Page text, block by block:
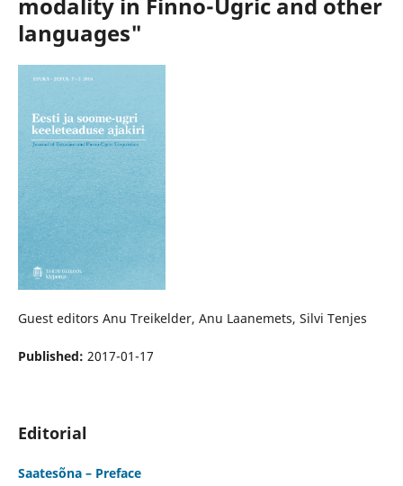
languages"
Guest editors Anu Treikelder, Anu Laanemets, Silvi Tenjes
Published: 2017-01-17
Editorial
Saatesõna – Preface